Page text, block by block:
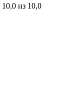
10,0 из 10,0